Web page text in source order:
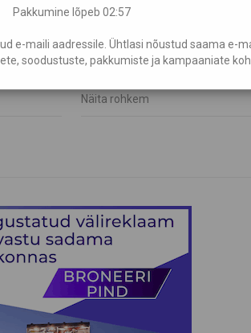
Hele küünlajalg
€ 17,50
Näita rohkem
Pakkumine lõpeb 02:56
e-maili aadressile. Ühtlasi nõustud saama e-
soodustuste, pakkumiste ja kampaaniate